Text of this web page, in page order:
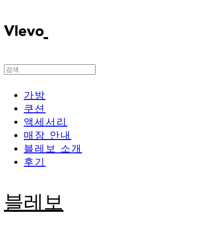
가방
쿠션
액세서리
매장 안내
블레보 소개
후기
블레보